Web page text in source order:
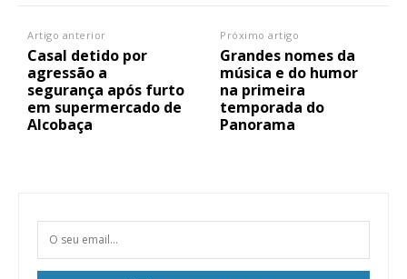
Artigo anterior
Casal detido por
agressão a
segurança após furto
em supermercado de
Alcobaça
Próximo artigo
Grandes nomes da
música e do humor
na primeira
temporada do
Panorama